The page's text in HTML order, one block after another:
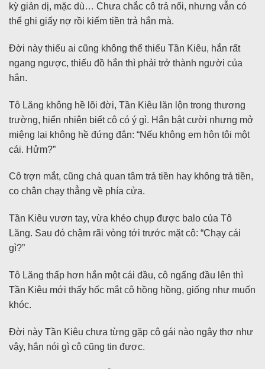
kỳ giản dị, mặc dù… Chưa chắc cô trả nổi, nhưng vẫn có
thể ghi giấy nợ rồi kiếm tiền trả hắn mà.
Đời này thiếu ai cũng không thể thiếu Tần Kiêu, hắn rất
ngang ngược, thiếu đồ hắn thì phải trở thành người của
hắn.
Tô Lăng không hề lõi đời, Tần Kiêu lăn lộn trong thương
trường, hiển nhiên biết cô có ý gì. Hắn bật cười nhưng mở
miệng lại không hề đứng đắn: “Nếu không em hôn tôi một
cái. Hửm?”
Cô trợn mắt, cũng chả quan tâm trả tiền hay không trả tiền,
co chân chạy thẳng về phía cửa.
Tần Kiêu vươn tay, vừa khéo chụp được balo của Tô
Lăng. Sau đó chậm rãi vòng tới trước mặt cô: “Chạy cái
gì?”
Tô Lăng thấp hơn hắn một cái đầu, cô ngẩng đầu lên thì
Tần Kiêu mới thấy hốc mắt cô hồng hồng, giống như muốn
khóc.
Đời này Tần Kiêu chưa từng gặp cô gái nào ngây thơ như
vậy, hắn nói gì cô cũng tin được.